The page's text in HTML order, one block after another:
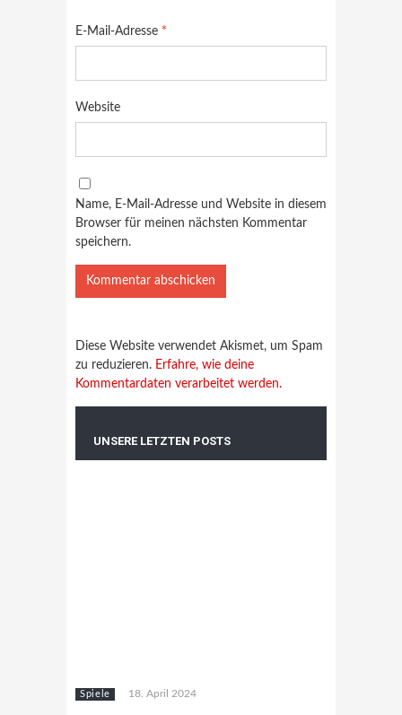
E-Mail-Adresse *
Website
Name, E-Mail-Adresse und Website in diesem
Browser für meinen nächsten Kommentar
speichern.
Diese Website verwendet Akismet, um Spam
zu reduzieren. Erfahre, wie deine
Kommentardaten verarbeitet werden.
UNSERE LETZTEN POSTS
Spiele 18. April 2024